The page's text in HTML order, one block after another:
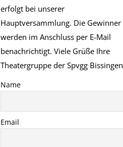
erfolgt bei unserer
Hauptversammlung. Die Gewinner
werden im Anschluss per E-Mail
benachrichtigt. Viele Grüße Ihre
Theatergruppe der Spvgg Bissingen
Name
Email